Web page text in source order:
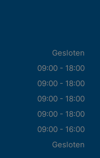
Gesloten
09:00 - 18:00
09:00 - 18:00
09:00 - 18:00
09:00 - 18:00
09:00 - 16:00
Gesloten